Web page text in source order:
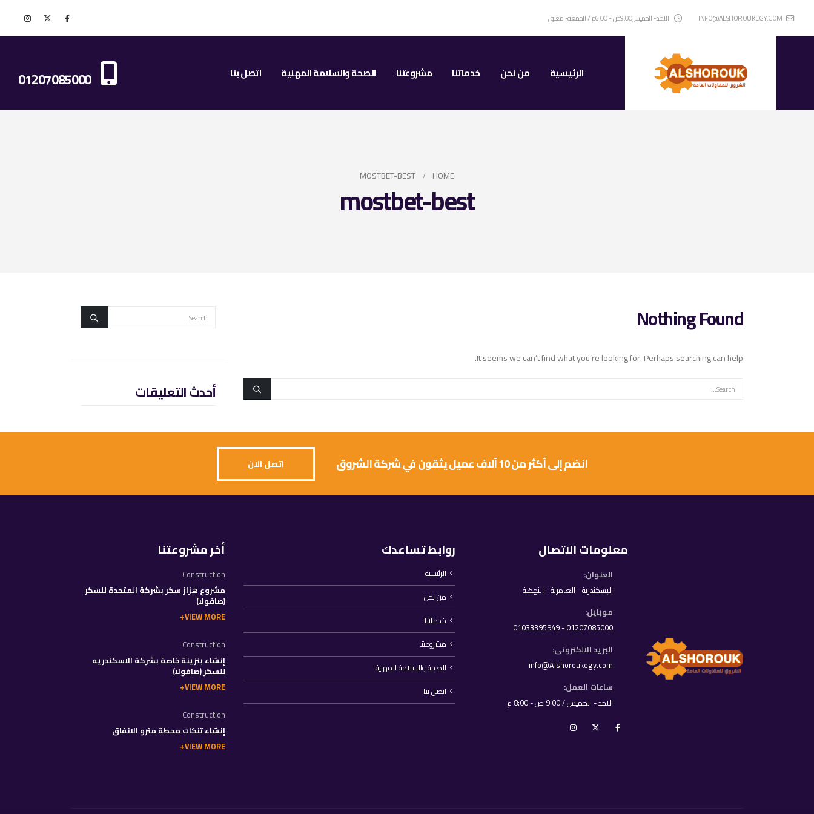
INFO@ALSHOROUKEGY.COM الاحد- الخميس9:00ص - 6:00م / الجمعة- مغلق
الرئيسية من نحن خدماتنا مشروعتنا الصحة والسلامة المهنية اتصل بنا 01207085000
HOME
MOSTBET-BEST
mostbet-best
Nothing Found
It seems we can’t find what you’re looking for. Perhaps searching can help.
أحدث التعليقات
انضم إلى أكثر من 10 آلاف عميل يثقون في شركة الشروق اتصل الان
معلومات الاتصال
العنوان:
الإسكندرية - العامرية - النهضة
موبايل:
01207085000 - 01033395949
البريد الالكترونى:
info@Alshoroukegy.com
ساعات العمل:
الاحد - الخميس / 9:00 ص - 8:00 م
روابط تساعدك
الرئيسية
من نحن
خدماتنا
مشروعتنا
الصحة والسلامة المهنية
اتصل بنا
أخر مشروعتنا
Construction
مشروع هزاز سكر بشركة المتحدة للسكر
(صافولا)
VIEW MORE
Construction
إنشاء بنزينة خاصة بشركة الاسكندريه
للسكر (صافولا)
VIEW MORE
Construction
إنشاء تنكات محطة مترو الانفاق
VIEW MORE